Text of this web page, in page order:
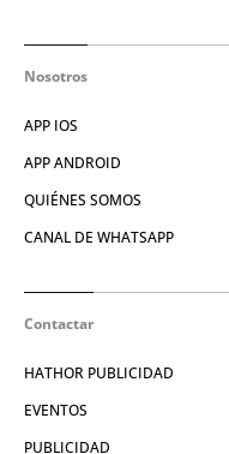
Nosotros
APP IOS
APP ANDROID
QUIÉNES SOMOS
CANAL DE WHATSAPP
Contactar
HATHOR PUBLICIDAD
EVENTOS
PUBLICIDAD